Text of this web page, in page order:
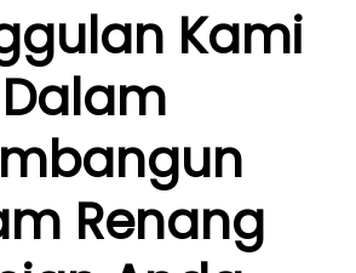
Kami
Dalam
Renang